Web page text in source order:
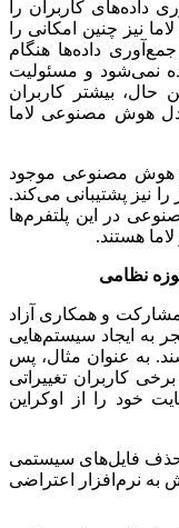
کاربران را
نیز چنین امکانی را
داده‌ها هنگام
نمی‌شود و مسئولیت
حال، بیشتر کاربران
هوش مصنوعی لاما
هوش مصنوعی موجود
نیز پشتیبانی می‌کند.
در این پلتفرم‌ها
هستند.
نظامی
مشارکت و همکاری آزاد
به ایجاد سیستم‌هایی
به عنوان مثال، پس
روسیه به اوکراین در سال ۲۰۲۲، برخی کاربران تغییراتی
خود را از اوکراین
حذف فایل‌های سیستمی
به نرم‌افزار اعتراضی